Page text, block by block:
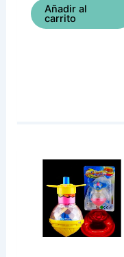
Añadir al
carrito